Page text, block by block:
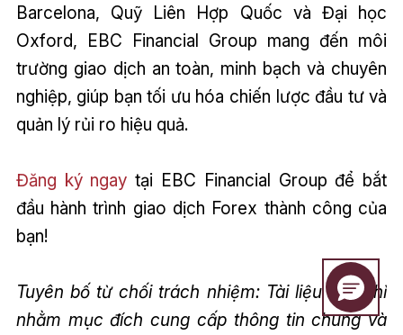
Barcelona, Quỹ Liên Hợp Quốc và Đại học
Oxford, EBC Financial Group mang đến môi
trường giao dịch an toàn, minh bạch và chuyên
nghiệp, giúp bạn tối ưu hóa chiến lược đầu tư và
quản lý rủi ro hiệu quả.
Đăng ký ngay tại EBC Financial Group để bắt
đầu hành trình giao dịch Forex thành công của
bạn!
Tuyên bố từ chối trách nhiệm: Tài liệu này chỉ
nhằm mục đích cung cấp thông tin chung và